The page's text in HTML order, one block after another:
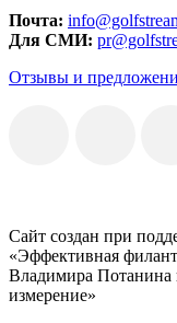
Почта:
Для СМИ:
Отзывы и
Сайт создан при
«Эффективная
Владимира Потанина
измерение»